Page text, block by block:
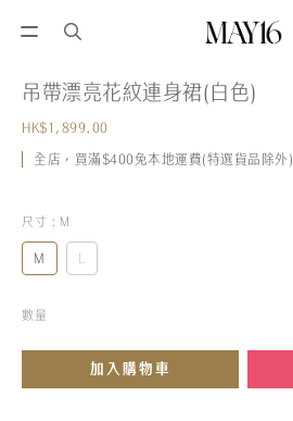
吊帶漂亮花紋連身裙(白色)
HK$1,899.00
全店，買滿$400免本地運費(特選貨品除外)
尺寸 : M
M L
數量
加入購物車